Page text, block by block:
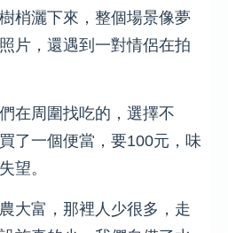
梢灑下來，整個場景像夢
片，還遇到一對情侶在拍
在周圍找吃的，選擇不
了一個便當，要100元，味
望。
大富，那裡人少很多，走